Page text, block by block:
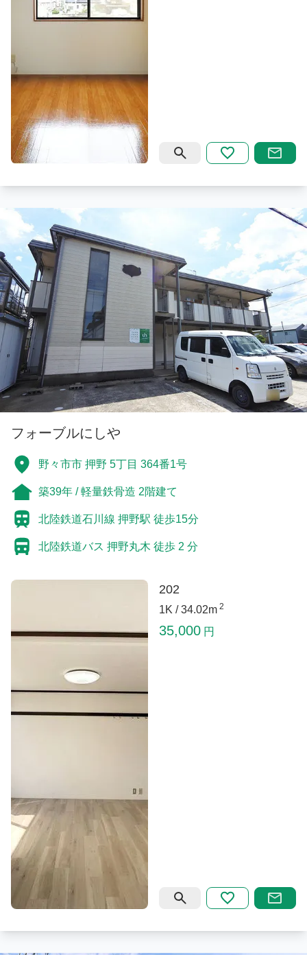
フォーブルにしや
野々市市 押野 5丁目 364番1号
築39年 / 軽量鉄骨造 2階建て
北陸鉄道石川線 押野駅 徒歩15分
北陸鉄道バス 押野丸木 徒歩 2 分
202
1K /34.02m 2
35,000 円